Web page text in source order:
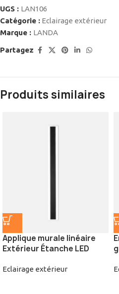
UGS : LAN106
Catégorie : Eclairage extérieur
Marque : LANDA
Partagez
Produits similaires
Applique murale linéaire
Extérieur Étanche LED
Eclairage extérieur